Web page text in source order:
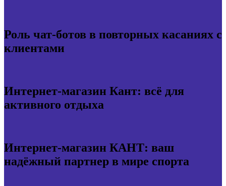
Роль чат-ботов в повторных касаниях с
клиентами
Интернет-магазин Кант: всё для
активного отдыха
Интернет-магазин КАНТ: ваш
надёжный партнер в мире спорта